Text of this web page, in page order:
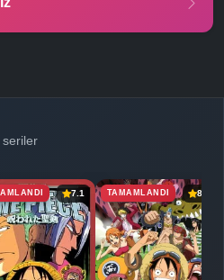
seriler
7.1 TAMAMLANDI 8.0